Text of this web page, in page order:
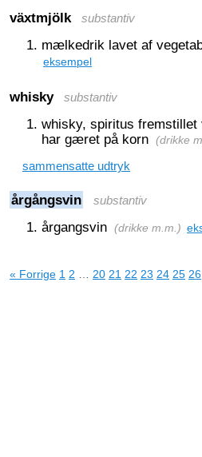
växtmjölk substantiv
mælkedrik lavet af
eksempel
whisky substantiv
whisky, spiritus
har gæret på korn (drikke
sammensatte udtryk
årgångsvin substantiv
årgangsvin (drikke m.m. )
« Forrige 1 2 20 21 22 23 24 25 26